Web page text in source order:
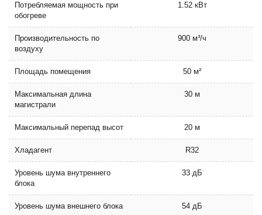
Потребляемая мощность при
обогреве
1.52 кВт
Производительность по
воздуху
900 м³/ч
Площадь помещения 50 м²
Максимальная длина
магистрали
30 м
Максимальный перепад высот 20 м
Хладагент R32
Уровень шума внутреннего
блока
33 дБ
Уровень шума внешнего блока 54 дБ